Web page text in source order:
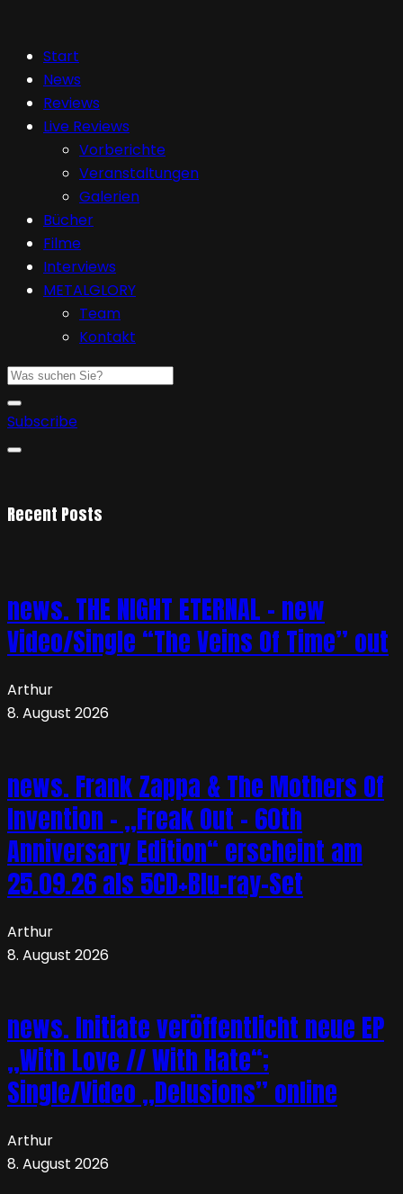
Start
News
Reviews
Live Reviews
Vorberichte
Veranstaltungen
Galerien
Bücher
Filme
Interviews
METALGLORY
Team
Kontakt
Subscribe
Recent Posts
news. THE NIGHT ETERNAL – new
Video/Single “The Veins Of Time” out
Arthur
8. August 2026
news. Frank Zappa & The Mothers Of
Invention – „Freak Out – 60th
Anniversary Edition“ erscheint am
25.09.26 als 5CD+Blu-ray-Set
Arthur
8. August 2026
news. Initiate veröffentlicht neue EP
„With Love // With Hate“;
Single/Video „Delusions” online
Arthur
8. August 2026